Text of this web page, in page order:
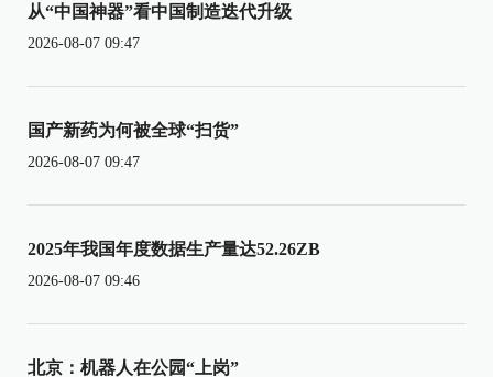
从“中国神器”看中国制造迭代升级
2026-08-07 09:47
国产新药为何被全球“扫货”
2026-08-07 09:47
2025年我国年度数据生产量达52.26ZB
2026-08-07 09:46
北京：机器人在公园“上岗”